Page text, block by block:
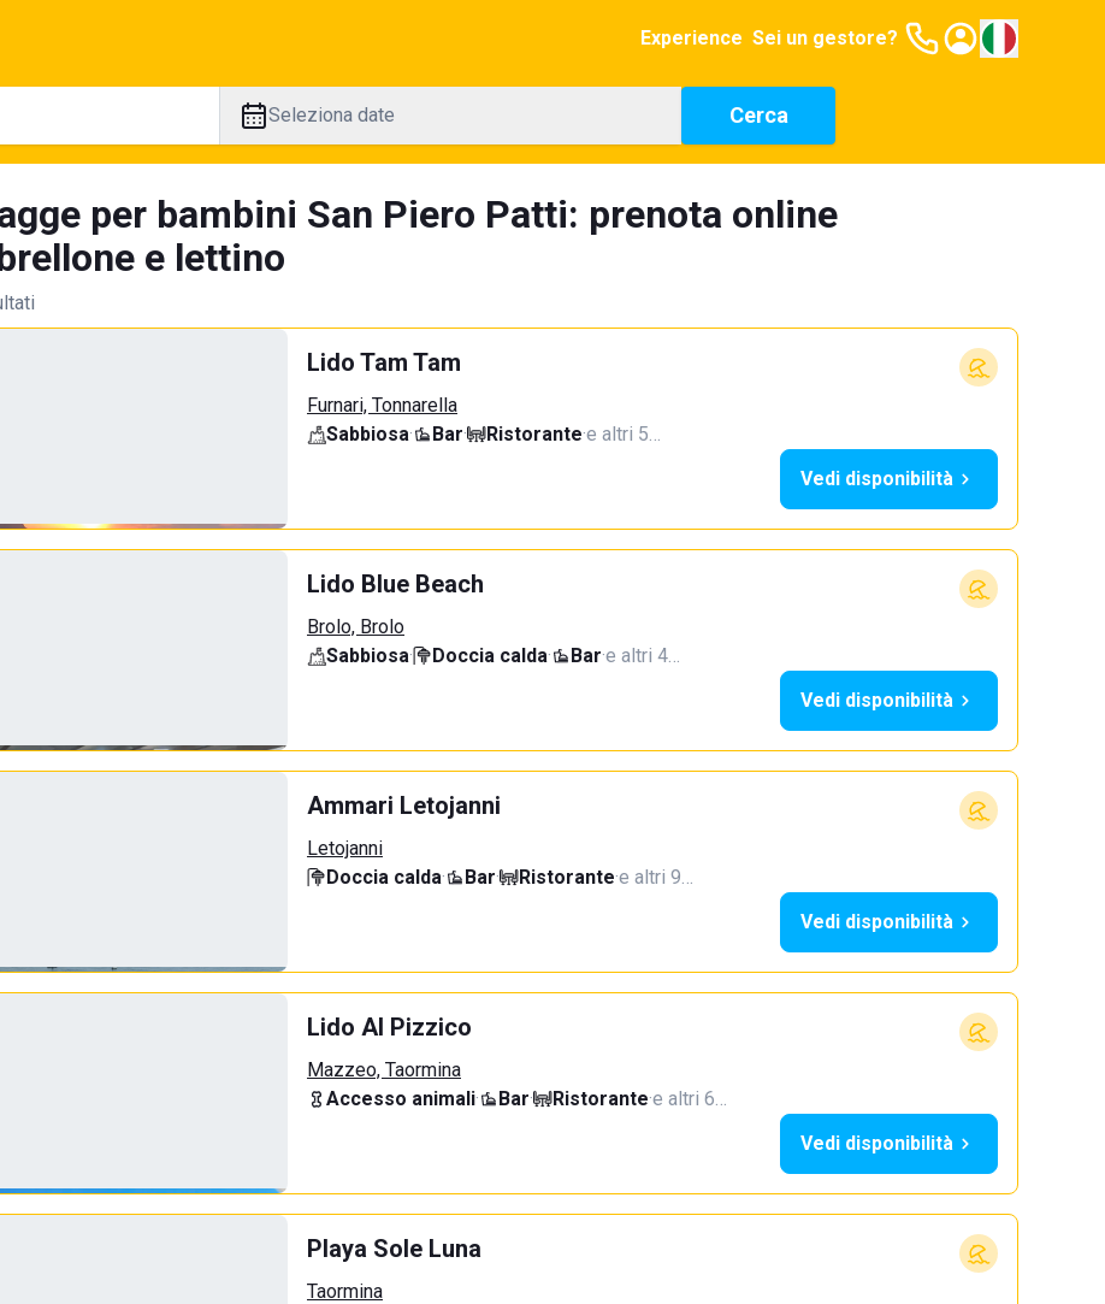
Experience Sei un gestore?
Seleziona date Cerca
per bambini San Piero Patti: prenota online
e lettino
Lido Tam Tam
Furnari, Tonnarella
Sabbiosa· Bar· Ristorante·e altri 5…
Vedi disponibilità
Lido Blue Beach
Brolo, Brolo
Sabbiosa· Doccia calda· Bar·e altri 4…
Vedi disponibilità
Ammari Letojanni
Letojanni
Doccia calda· Bar· Ristorante·e altri 9…
Vedi disponibilità
Lido Al Pizzico
Mazzeo, Taormina
Accesso animali· Bar· Ristorante·e altri 6…
Vedi disponibilità
Playa Sole Luna
Taormina